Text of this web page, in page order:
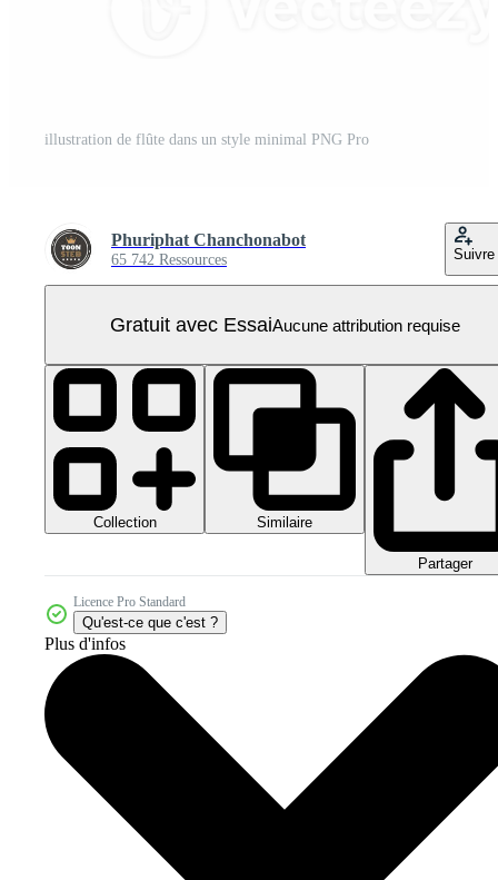
illustration de flûte dans un style minimal PNG Pro
Phuriphat Chanchonabot
65 742 Ressources Suivre
Gratuit avec EssaiAucune attribution requise
Collection Similaire
Partager
Licence Pro Standard
Qu'est-ce que c'est ?
Plus d'infos